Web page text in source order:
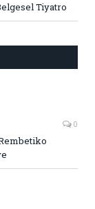
Tiyatro
0